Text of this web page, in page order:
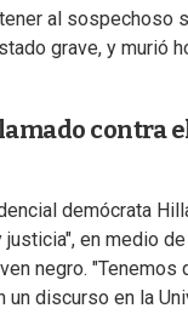
al sospechoso
grave, y murió
contra
demócrata
justicia", en medio
negro.
un discurso en la